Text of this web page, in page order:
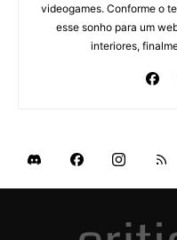
videogames. Conforme o
esse sonho para um
interiores,